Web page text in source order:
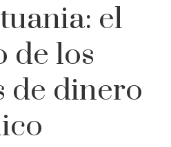
el
de los
de dinero